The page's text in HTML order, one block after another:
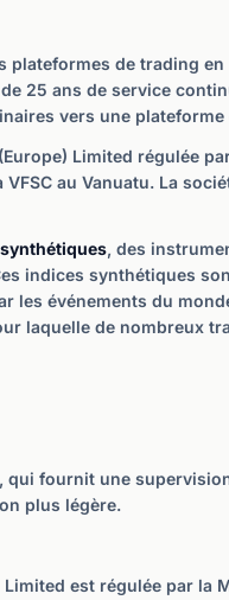
de trading
25 ans de service
vers une
Limited régulée
au Vanuatu. La
, des
indices synthétiques
événements du
de nombreux
fournit une
plus légère.
Limited est régulée par la